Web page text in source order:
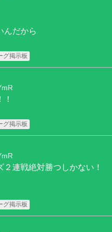
んだから
グ掲示板
グ掲示板
連戦絶対勝つしかない！
グ掲示板